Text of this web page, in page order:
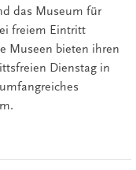
das Museum für
freiem Eintritt
Museen bieten ihren
Dienstag in